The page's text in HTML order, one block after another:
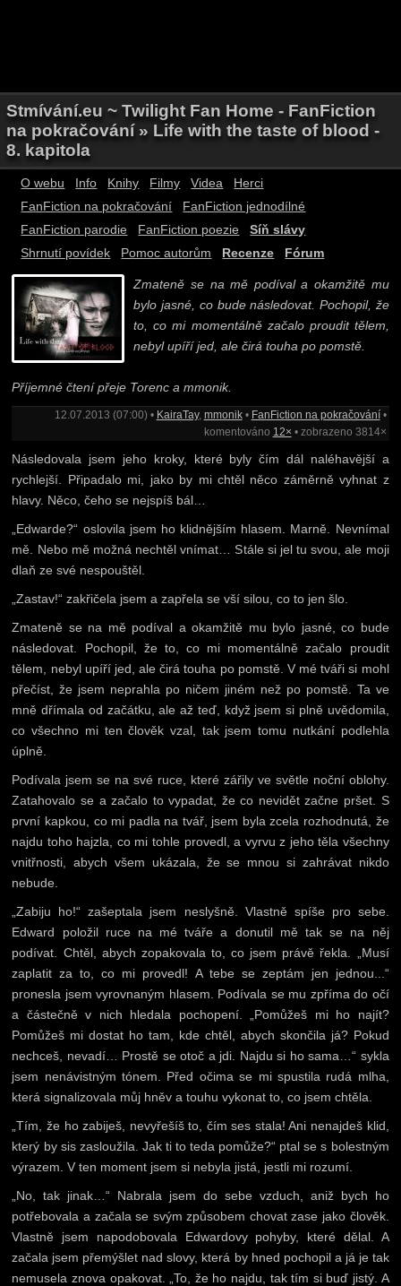
Stmívání.eu ~ Twilight Fan Home - FanFiction
na pokračování » Life with the taste of blood -
8. kapitola
O webu Info Knihy Filmy Videa
Herci
FanFiction na pokračování
FanFiction jednodílné
FanFiction parodie
FanFiction poezie
Síň slávy
Shrnutí povídek
Pomoc autorům Recenze Fórum
Zmateně se na mě podíval a okamžitě mu
bylo jasné, co bude následovat. Pochopil, že
to, co mi momentálně začalo proudit tělem,
nebyl upíří jed, ale čirá touha po pomstě.
Příjemné čtení přeje Torenc a mmonik.
12.07.2013 (07:00) • KairaTay, mmonik• FanFiction na pokračování•
komentováno 12× • zobrazeno 3814×
Následovala jsem jeho kroky, které byly čím dál naléhavější a
rychlejší. Připadalo mi, jako by mi chtěl něco záměrně vyhnat z
hlavy. Něco, čeho se nejspíš bál…
„Edwarde?“ oslovila jsem ho klidnějším hlasem. Marně. Nevnímal
mě. Nebo mě možná nechtěl vnímat… Stále si jel tu svou, ale moji
dlaň ze své nespouštěl.
„Zastav!“ zakřičela jsem a zapřela se vší silou, co to jen šlo.
Zmateně se na mě podíval a okamžitě mu bylo jasné, co bude
následovat. Pochopil, že to, co mi momentálně začalo proudit
tělem, nebyl upíří jed, ale čirá touha po pomstě. V mé tváři si mohl
přečíst, že jsem neprahla po ničem jiném než po pomstě. Ta ve
mně dřímala od začátku, ale až teď, když jsem si plně uvědomila,
co všechno mi ten člověk vzal, tak jsem tomu nutkání podlehla
úplně.
Podívala jsem se na své ruce, které zářily ve světle noční oblohy.
Zatahovalo se a začalo to vypadat, že co nevidět začne pršet. S
první kapkou, co mi padla na tvář, jsem byla zcela rozhodnutá, že
najdu toho hajzla, co mi tohle provedl, a vyrvu z jeho těla všechny
vnitřnosti, abych všem ukázala, že se mnou si zahrávat nikdo
nebude.
„Zabiju ho!“ zašeptala jsem neslyšně. Vlastně spíše pro sebe.
Edward položil ruce na mé tváře a donutil mě tak se na něj
podívat. Chtěl, abych zopakovala to, co jsem právě řekla. „Musí
zaplatit za to, co mi provedl! A tebe se zeptám jen jednou...“
pronesla jsem vyrovnaným hlasem. Podívala se mu zpříma do očí
a částečně v nich hledala pochopení. „Pomůžeš mi ho najít?
Pomůžeš mi dostat ho tam, kde chtěl, abych skončila já? Pokud
nechceš, nevadí… Prostě se otoč a jdi. Najdu si ho sama…“ sykla
jsem nenávistným tónem. Před očima se mi spustila rudá mlha,
která signalizovala můj hněv a touhu vykonat to, co jsem chtěla.
„Tím, že ho zabiješ, nevyřešíš to, čím ses stala! Ani nenajdeš klid,
který by sis zasloužila. Jak ti to teda pomůže?“ ptal se s bolestným
výrazem. V ten moment jsem si nebyla jistá, jestli mi rozumí.
„No, tak jinak…“ Nabrala jsem do sebe vzduch, aniž bych ho
potřebovala a začala se svým způsobem chovat zase jako člověk.
Vlastně jsem napodobovala Edwardovy pohyby, které dělal. A
začala jsem přemýšlet nad slovy, která by hned pochopil a já je tak
nemusela znova opakovat. „To, že ho najdu, tak tím si buď jistý. A